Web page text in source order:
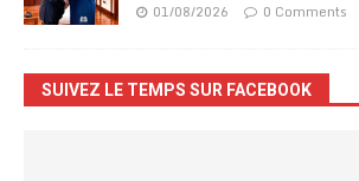
01/08/2026 0 Comments
SUIVEZ LE TEMPS SUR FACEBOOK